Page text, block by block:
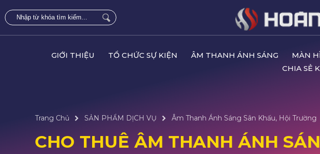
GIỚI THIỆU TỔ CHỨC SỰ KIỆN ÂM THANH ÁNH SÁNG MÀN
CHIA SẺ
Trang Chủ SẢN PHẨM DỊCH VỤ Âm Thanh Ánh Sáng Sân Khấu, Hội Trường
CHO THUÊ ÂM THANH ÁNH